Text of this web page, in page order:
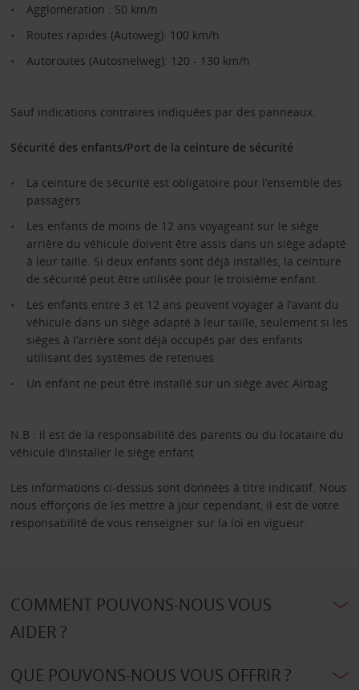
Agglomération : 50 km/h
Routes rapides (Autoweg): 100 km/h
Autoroutes (Autosnelweg): 120 - 130 km/h
Sauf indications contraires indiquées par des panneaux.
Sécurité des enfants/Port de la ceinture de sécurité
La ceinture de sécurité est obligatoire pour l’ensemble des
passagers
Les enfants de moins de 12 ans voyageant sur le siège
arrière du véhicule doivent être assis dans un siège adapté
à leur taille. Si deux enfants sont déjà installés, la ceinture
de sécurité peut être utilisée pour le troisième enfant
Les enfants entre 3 et 12 ans peuvent voyager à l’avant du
véhicule dans un siège adapté à leur taille, seulement si les
sièges à l’arrière sont déjà occupés par des enfants
utilisant des systèmes de retenues
Un enfant ne peut être installé sur un siège avec Airbag
N.B : il est de la responsabilité des parents ou du locataire du
véhicule d’installer le siège enfant
Les informations ci-dessus sont données à titre indicatif. Nous
nous efforçons de les mettre à jour cependant, il est de votre
responsabilité de vous renseigner sur la loi en vigueur.
COMMENT POUVONS-NOUS VOUS
AIDER ?
QUE POUVONS-NOUS VOUS OFFRIR ?